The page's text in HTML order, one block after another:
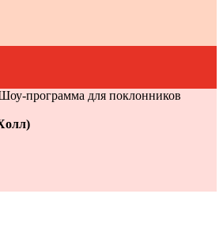
программа для поклонников